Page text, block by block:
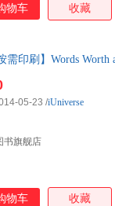
物车 收藏
需印刷】Words Worth
书旗舰店
05-23 /iUniverse
物车 收藏